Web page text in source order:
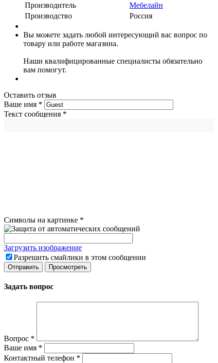
Производитель
Мебелайн
Производство
Россия
Вы можете задать любой интересующий вас вопрос по
товару или работе магазина.
Наши квалифицированные специалисты обязательно
вам помогут.
Оставить отзыв
Ваше имя *
Текст сообщения *
Символы на картинке *
Загрузить изображение
Разрешить смайлики в этом сообщении
Задать вопрос
Вопрос *
Ваше имя *
Контактный телефон *